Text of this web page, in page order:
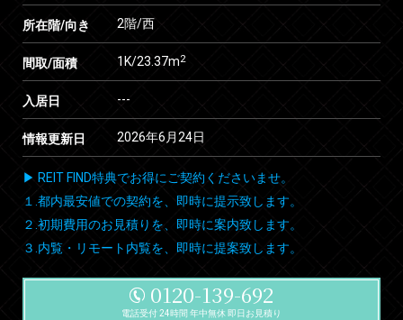
所在階/向き 2階/西
間取/面積 1K/23.37m2
入居日 ---
情報更新日 2026年6月24日
▶ REIT FIND特典でお得にご契約くださいませ。
１.都内最安値での契約を、即時に提示致します。
２.初期費用のお見積りを、即時に案内致します。
３.内覧・リモート内覧を、即時に提案致します。
0120-139-692
電話受付 24時間 年中無休 即日お見積り